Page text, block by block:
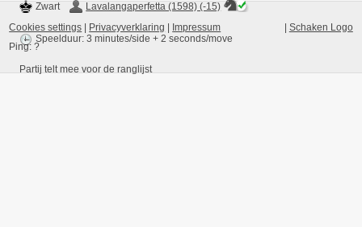
Zwart
Lavalangaperfetta (1598) (-15)
Speelduur: 3 minutes/side + 2 seconds/move
Partij telt mee voor de ranglijst
Schaken Logo
Cookies settings Privacyverklaring
Impressum
Ping:?